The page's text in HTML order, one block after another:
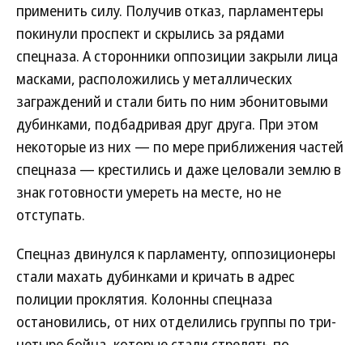
применить силу. Получив отказ, парламентеры
покинули проспект и скрылись за рядами
спецназа. А сторонники оппозиции закрыли лица
масками, расположились у металлических
заграждений и стали бить по ним эбонитовыми
дубинками, подбадривая друг друга. При этом
некоторые из них — по мере приближения частей
спецназа — крестились и даже целовали землю в
знак готовности умереть на месте, но не
отступать.
Спецназ двинулся к парламенту, оппозиционеры
стали махать дубинками и кричать в адрес
полиции проклятия. Колонны спецназа
остановились, от них отделились группы по три-